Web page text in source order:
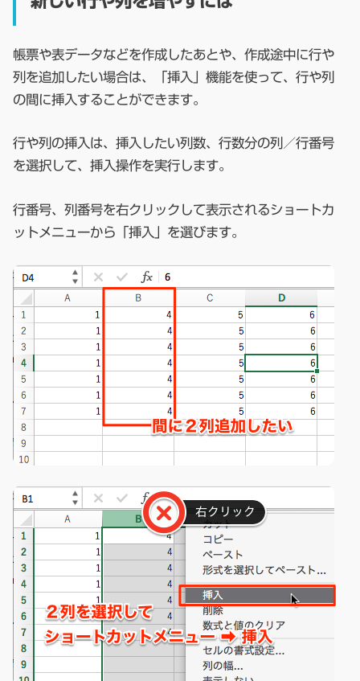
帳票や表データなどを作成したあとや、作成途中に行や
列を追加したい場合は、「挿入」機能を使って、行や列
の間に挿入することができます。
行や列の挿入は、挿入したい列数、行数分の列／行番号
を選択して、挿入操作を実行します。
行番号、列番号を右クリックして表示されるショートカ
ットメニューから「挿入」を選びます。